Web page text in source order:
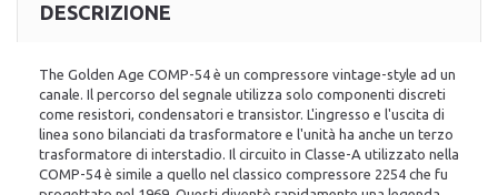
DESCRIZIONE
The Golden Age COMP-54 è un compressore vintage-style ad un
canale. Il percorso del segnale utilizza solo componenti discreti
come resistori, condensatori e transistor. L'ingresso e l'uscita di
linea sono bilanciati da trasformatore e l'unità ha anche un terzo
trasformatore di interstadio. Il circuito in Classe-A utilizzato nella
COMP-54 è simile a quello nel classico compressore 2254 che fu